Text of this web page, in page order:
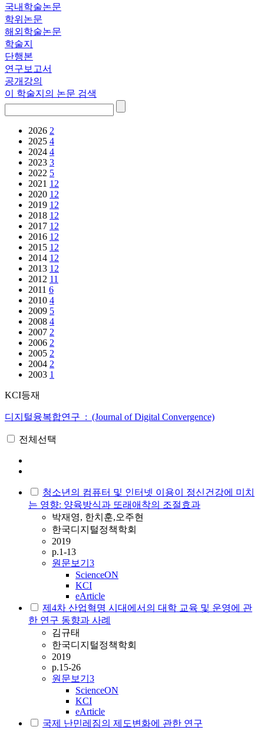
국내학술논문
학위논문
해외학술논문
학술지
단행본
연구보고서
공개강의
이 학술지의 논문 검색
2026 2
2025 4
2024 4
2023 3
2022 5
2021 12
2020 12
2019 12
2018 12
2017 12
2016 12
2015 12
2014 12
2013 12
2012 11
2011 6
2010 4
2009 5
2008 4
2007 2
2006 2
2005 2
2004 2
2003 1
KCI등재
디지털융복합연구 : (Journal of Digital Convergence)
전체선택
청소년의 컴퓨터 및 인터넷 이용이 정신건강에 미치
는 영향: 양육방식과 또래애착의 조절효과
박재영, 한치훈,오주현
한국디지털정책학회
2019
p.1-13
원문보기 3
ScienceON
KCI
eArticle
제4차 산업혁명 시대에서의 대학 교육 및 운영에 관
한 연구 동향과 사례
김규태
한국디지털정책학회
2019
p.15-26
원문보기 3
ScienceON
KCI
eArticle
국제 난민레짐의 제도변화에 관한 연구